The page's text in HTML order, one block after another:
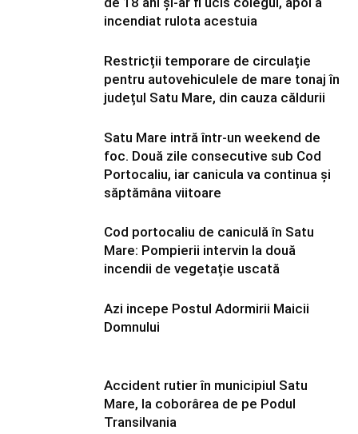
incendiat rulota acestuia
Restricții temporare de circulație
pentru autovehiculele de mare tonaj în
județul Satu Mare, din cauza căldurii
Satu Mare intră într-un weekend de
foc. Două zile consecutive sub Cod
Portocaliu, iar canicula va continua și
săptămâna viitoare
Cod portocaliu de caniculă în Satu
Mare: Pompierii intervin la două
incendii de vegetație uscată
Azi incepe Postul Adormirii Maicii
Domnului
Accident rutier în municipiul Satu
Mare, la coborârea de pe Podul
Transilvania